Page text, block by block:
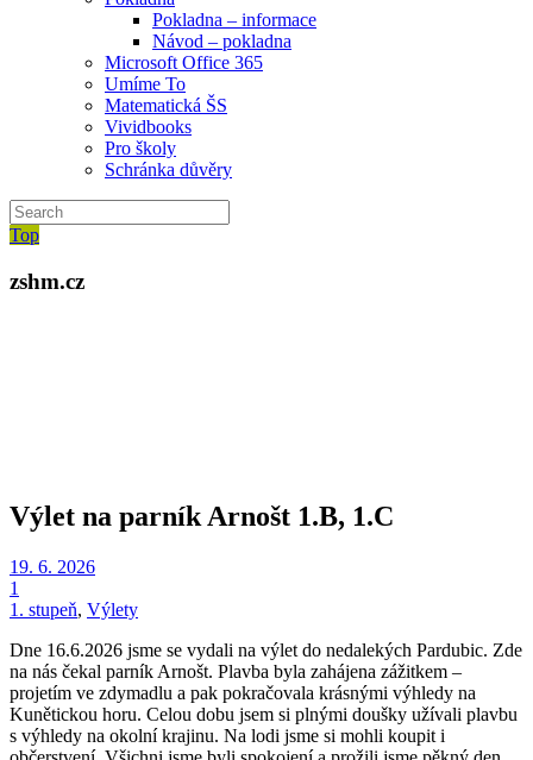
Pokladna – informace
Návod – pokladna
Microsoft Office 365
Umíme To
Matematická ŠS
Vividbooks
Pro školy
Schránka důvěry
Top
zshm.cz
Výlet na parník Arnošt 1.B, 1.C
19. 6. 2026
1
1. stupeň, Výlety
Dne 16.6.2026 jsme se vydali na výlet do nedalekých Pardubic. Zde
na nás čekal parník Arnošt. Plavba byla zahájena zážitkem –
projetím ve zdymadlu a pak pokračovala krásnými výhledy na
Kunětickou horu. Celou dobu jsem si plnými doušky užívali plavbu
s výhledy na okolní krajinu. Na lodi jsme si mohli koupit i